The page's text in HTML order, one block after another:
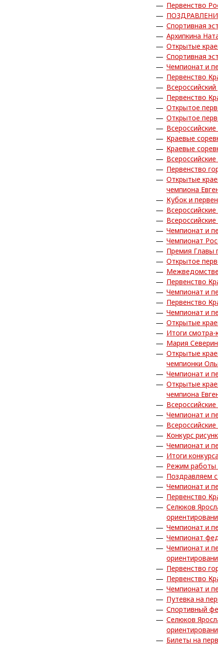
Первенство
Спортивная
Архипкина
Открытые
Спортивная
Чемпионат и
Первенство
Первенство
Открытое
Открытое
Краевые
Краевые
Первенство
Открытые
чемпиона
Кубок и
Чемпионат и
Чемпионат
Премия Главы
Открытое
Первенство
Чемпионат и
Первенство
Чемпионат и
Открытые
Итоги смотра-
Мария
Открытые
чемпионки
Чемпионат и
Открытые
чемпиона
Чемпионат и
Конкурс
Чемпионат и
Итоги
Режим работы
Поздравляем
Чемпионат и
Первенство
Селюков
Чемпионат и
Чемпионат
Чемпионат и
Первенство
Первенство
Чемпионат и
Путевка на
Спортивный
Селюков
Билеты на